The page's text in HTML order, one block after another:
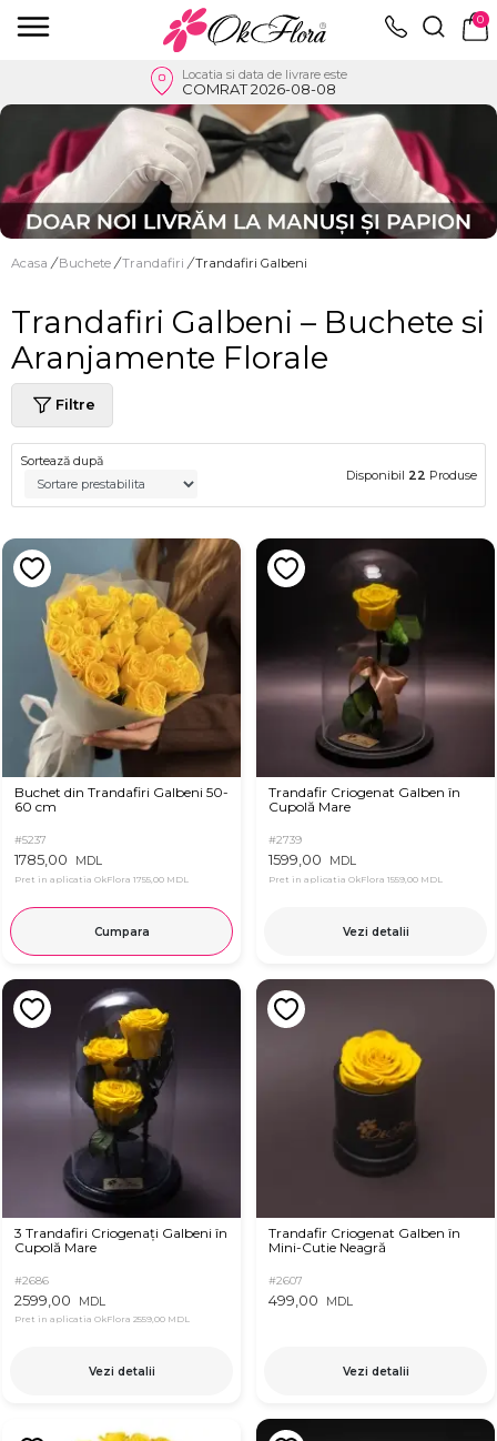
0
Locatia si data de livrare este
COMRAT 2026-08-08
Acasa / Buchete / Trandafiri / Trandafiri Galbeni
Trandafiri Galbeni – Buchete si
Aranjamente Florale
Filtre
Sortează după
Disponibil 22 Produse
Buchet din Trandafiri Galbeni 50-
60 cm
#5237
1785,00 MDL
Pret in aplicatia OkFlora 1755,00 MDL
Cumpara
Trandafir Criogenat Galben în
Cupolă Mare
#2739
1599,00 MDL
Pret in aplicatia OkFlora 1559,00 MDL
Vezi detalii
3 Trandafiri Criogenați Galbeni în
Cupolă Mare
#2686
2599,00 MDL
Pret in aplicatia OkFlora 2559,00 MDL
Vezi detalii
Trandafir Criogenat Galben în
Mini-Cutie Neagră
#2607
499,00 MDL
Vezi detalii